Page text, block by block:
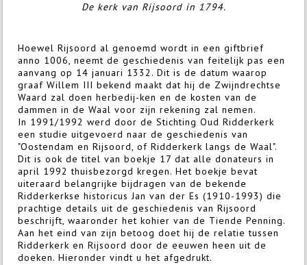
De kerk van Rijsoord in 1794.
Hoewel Rijsoord al genoemd wordt in een giftbrief
anno 1006, neemt de geschiedenis van feitelijk pas een
aanvang op 14 januari 1332. Dit is de datum waarop
graaf Willem III bekend maakt dat hij de Zwijndrechtse
Waard zal doen herbedij-ken en de kosten van de
dammen in de Waal voor zijn rekening zal nemen.
In 1991/1992 werd door de Stichting Oud Ridderkerk
een studie uitgevoerd naar de geschiedenis van
"Oostendam en Rijsoord, of Ridderkerk langs de Waal".
Dit is ook de titel van boekje 17 dat alle donateurs in
april 1992 thuisbezorgd kregen. Het boekje bevat
uiteraard belangrijke bijdragen van de bekende
Ridderkerkse historicus Jan van der Es (1910-1993) die
prachtige details uit de geschiedenis van Rijsoord
beschrijft, waaronder het kohier van de Tiende Penning.
Aan het eind van zijn betoog doet hij de relatie tussen
Ridderkerk en Rijsoord door de eeuwen heen uit de
doeken. Hieronder vindt u het afgedrukt.